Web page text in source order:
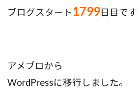
ブログスタート 1799日目です
アメブロから
WordPressに移行しました。